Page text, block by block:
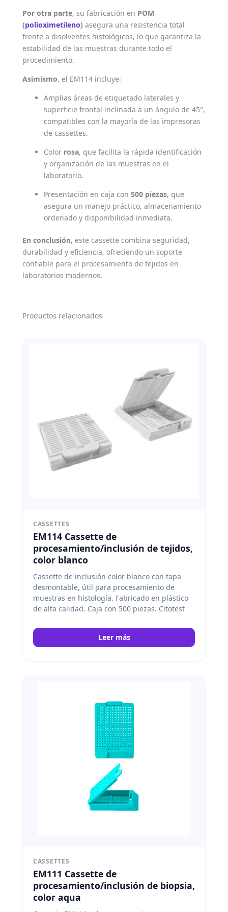
Por otra parte, su fabricación en POM
(polioximetileno) asegura una resistencia total
frente a disolventes histológicos, lo que garantiza la
estabilidad de las muestras durante todo el
procedimiento.
Asimismo, el EM114 incluye:
Amplias áreas de etiquetado laterales y
superficie frontal inclinada a un ángulo de 45°,
compatibles con la mayoría de las impresoras
de cassettes.
Color rosa, que facilita la rápida identificación
y organización de las muestras en el
laboratorio.
Presentación en caja con 500 piezas, que
asegura un manejo práctico, almacenamiento
ordenado y disponibilidad inmediata.
En conclusión, este cassette combina seguridad,
durabilidad y eficiencia, ofreciendo un soporte
confiable para el procesamiento de tejidos en
laboratorios modernos.
Productos relacionados
CASSETTES
EM114 Cassette de
procesamiento/inclusión de tejidos,
color blanco
Cassette de inclusión color blanco con tapa
desmontable, útil para procesamiento de
muestras en histología. Fabricado en plástico
de alta calidad. Caja con 500 piezas. Citotest
Leer más
CASSETTES
EM111 Cassette de
procesamiento/inclusión de biopsia,
color aqua